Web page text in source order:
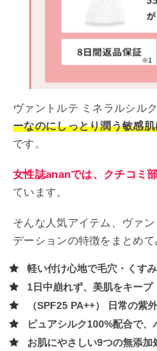
ヴァントルテ ミネラルシル
ーなのにしっとり潤う敏感
です。
女性誌ananでは、クチコミ
ています。
そんな人気アイテム、ヴァ
デーションの特徴をまとめて
軽い付け心地で毛穴・くす
1日中崩れず、美肌をキープ
（SPF25 PA++） 日常の紫
ピュアシルク100%配合で、
お肌にやさしい9つの無添加